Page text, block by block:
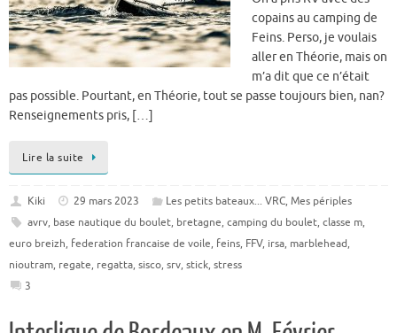
copains au camping de
Feins. Perso, je voulais
aller en Théorie, mais on
m’a dit que ce n’était
pas possible. Pourtant, en Théorie, tout se passe toujours bien, nan?
Renseignements pris, […]
Lire la suite
Kiki 29 mars 2023 Les petits bateaux... VRC, Mes périples
avrv, base nautique du boulet, bretagne, camping du boulet, classe m,
euro breizh, federation francaise de voile, feins, FFV, irsa, marblehead,
nioutram, regate, regatta, sisco, srv, stick, stress
3